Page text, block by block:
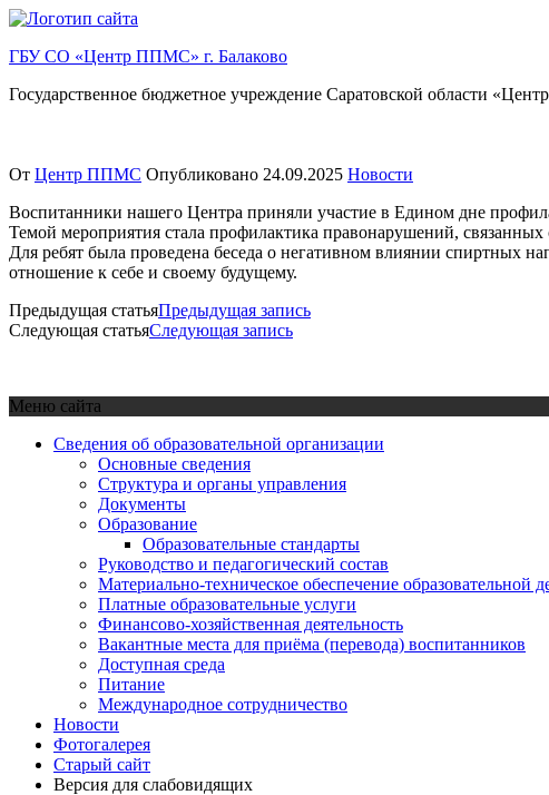
Перейти
содержимому
ГБУ СО «Центр ППМС» г. Балаково
Государственное бюджетное учреждение Саратовской области
От Центр ППМС Опубликовано 24.09.2025 Новости
Воспитанники нашего Центра приняли участие в Едином дне
Темой мероприятия стала профилактика правонарушений,
Для ребят была проведена беседа о негативном влиянии спиртных
отношение к себе и своему будущему.
Предыдущая статьяПредыдущая запись
Следующая статьяСледующая запись
Меню сайта
Сведения об образовательной организации
Основные сведения
Структура и органы управления
Документы
Образование
Образовательные стандарты
Руководство и педагогический состав
Материально-техническое обеспечение образовательной
Платные образовательные услуги
Финансово-хозяйственная деятельность
Вакантные места для приёма (перевода) воспитанников
Доступная среда
Питание
Международное сотрудничество
Новости
Фотогалерея
Старый сайт
Версия для слабовидящих